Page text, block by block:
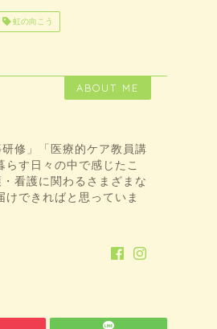
虹の向こう
ABOUT ME
修」「医療的ケア教員講
す日々の中で感じたこ
看護に関わるさまざまな
できればと思っていま